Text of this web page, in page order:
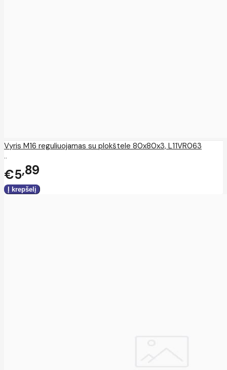
Vyris M16 reguliuojamas su plokštele 80x80x3, L11VR063
..
€5 89